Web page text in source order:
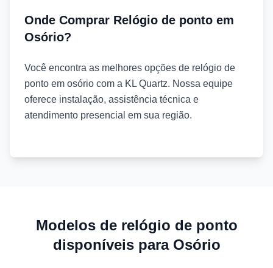
Onde Comprar Relógio de ponto em
Osório?
Você encontra as melhores opções de relógio de
ponto em osório com a KL Quartz. Nossa equipe
oferece instalação, assistência técnica e
atendimento presencial em sua região.
Modelos de relógio de ponto
disponíveis para Osório